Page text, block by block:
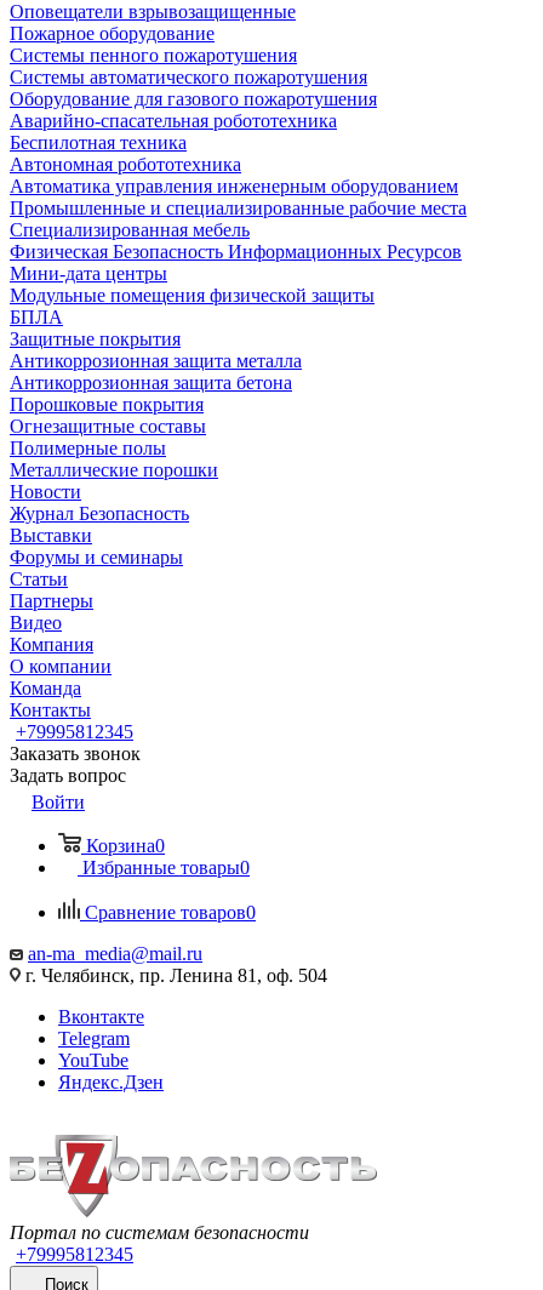
Оповещатели взрывозащищенные
Пожарное оборудование
Системы пенного пожаротушения
Системы автоматического пожаротушения
Оборудование для газового пожаротушения
Аварийно-спасательная робототехника
Беспилотная техника
Автономная робототехника
Автоматика управления инженерным оборудованием
Промышленные и специализированные рабочие места
Специализированная мебель
Физическая Безопасность Информационных Ресурсов
Мини-дата центры
Модульные помещения физической защиты
БПЛА
Защитные покрытия
Антикоррозионная защита металла
Антикоррозионная защита бетона
Порошковые покрытия
Огнезащитные составы
Полимерные полы
Металлические порошки
Новости
Журнал Безопасность
Выставки
Форумы и семинары
Статьи
Партнеры
Видео
Компания
О компании
Команда
Контакты
+79995812345
Заказать звонок
Задать вопрос
Войти
Корзина0
Избранные товары0
Сравнение товаров0
an-ma_media@mail.ru
г. Челябинск, пр. Ленина 81, оф. 504
Вконтакте
Telegram
YouTube
Яндекс.Дзен
Портал по системам безопасности
+79995812345
Поиск